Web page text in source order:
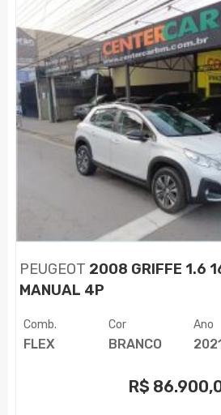
PEUGEOT 2008 GRIFFE 1.6
MANUAL 4P
Comb.
FLEX
Cor
BRANCO
Ano
R$